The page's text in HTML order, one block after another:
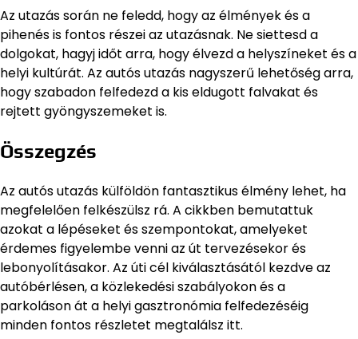
Az utazás során ne feledd, hogy az élmények és a
pihenés is fontos részei az utazásnak. Ne siettesd a
dolgokat, hagyj időt arra, hogy élvezd a helyszíneket és a
helyi kultúrát. Az autós utazás nagyszerű lehetőség arra,
hogy szabadon felfedezd a kis eldugott falvakat és
rejtett gyöngyszemeket is.
Összegzés
Az autós utazás külföldön fantasztikus élmény lehet, ha
megfelelően felkészülsz rá. A cikkben bemutattuk
azokat a lépéseket és szempontokat, amelyeket
érdemes figyelembe venni az út tervezésekor és
lebonyolításakor. Az úti cél kiválasztásától kezdve az
autóbérlésen, a közlekedési szabályokon és a
parkoláson át a helyi gasztronómia felfedezéséig
minden fontos részletet megtalálsz itt.